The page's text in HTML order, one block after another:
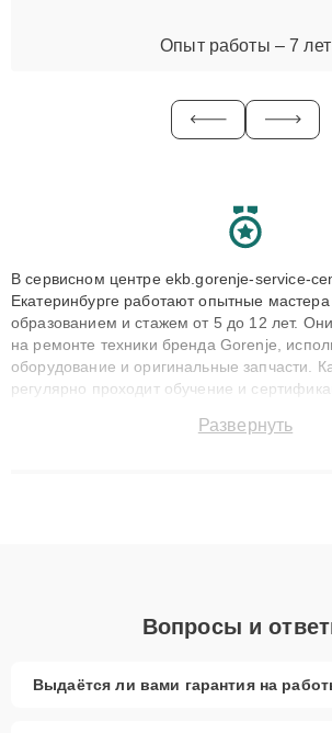
Опыт работы – 7 лет
В сервисном центре ekb.gorenje-service-
Екатеринбурге работают опытные
образованием и стажем от 5 до 12 лет.
на ремонте техники бренда Gorenje,
оборудование и оригинальные запчасти.
регулярно проходит обучение и
технику с сохранением гарантии до 3 лет.
Развернуть
Вопросы и
Выдаётся ли вами гарантия на